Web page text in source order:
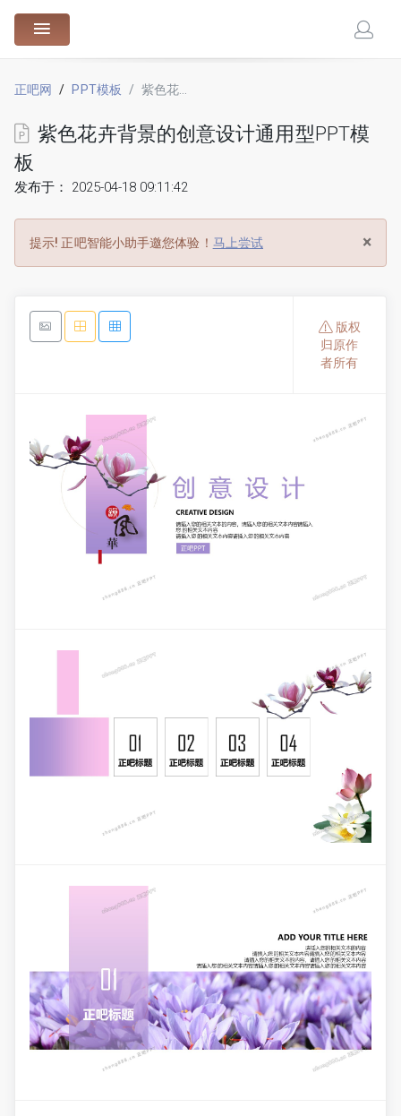
正吧网 PPT模板 紫色花卉背景的创意设计通用型PPT模板
紫色花卉背景的创意设计通用型PPT模
板
发布于： 2025-04-18 09:11:42
×
提示! 正吧智能小助手邀您体验！ 马上尝试
版权
归原作
者所有